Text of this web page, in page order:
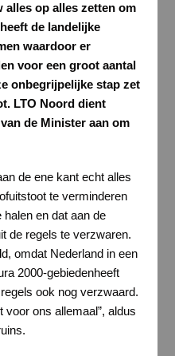
alles op alles zetten om
de landelijke
waardoor er
voor een groot aantal
onbegrijpelijke stap zet
LTO Noord dient
de Minister aan om
de ene kant echt alles
te verminderen
en dat aan de
de regels te verzwaren.
omdat Nederland in een
2000-gebiedenheeft
ook nog verzwaard.
voor ons allemaal”, aldus